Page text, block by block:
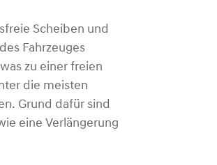
Scheiben und
Fahrzeuges
zu einer freien
die meisten
Grund dafür sind
eine Verlängerung